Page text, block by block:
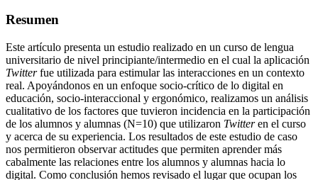
Resumen
Este artículo presenta un estudio realizado en un curso de lengua
universitario de nivel principiante/intermedio en el cual la aplicación
Twitterfue utilizada para estimular las interacciones en un contexto
real. Apoyándonos en un enfoque socio-crítico de lo digital en
educación, socio-interaccional y ergonómico, realizamos un análisis
cualitativo de los factores que tuvieron incidencia en la participación
de los alumnos y alumnas (N=10) que utilizaron Twitteren el curso
y acerca de su experiencia. Los resultados de este estudio de caso
nos permitieron observar actitudes que permiten aprender más
cabalmente las relaciones entre los alumnos y alumnas hacia lo
digital. Como conclusión hemos revisado el lugar que ocupan los